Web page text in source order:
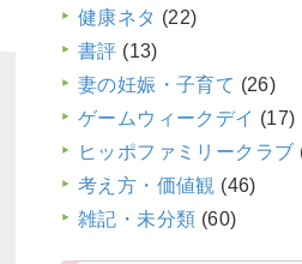
健康ネタ (22)
書評 (13)
妻の妊娠・子育て (26)
ゲームウィークデイ (17)
ヒッポファミリークラブ
考え方・価値観 (46)
雑記・未分類 (60)